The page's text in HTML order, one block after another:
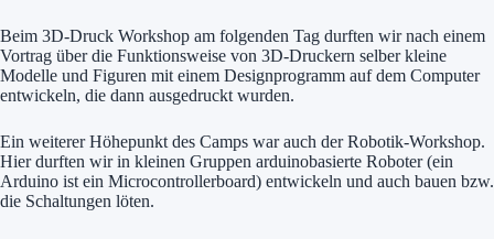
Beim 3D-Druck Workshop am folgenden Tag durften wir nach einem
Vortrag über die Funktionsweise von 3D-Druckern selber kleine
Modelle und Figuren mit einem Designprogramm auf dem Computer
entwickeln, die dann ausgedruckt wurden.
Ein weiterer Höhepunkt des Camps war auch der Robotik-Workshop.
Hier durften wir in kleinen Gruppen arduinobasierte Roboter (ein
Arduino ist ein Microcontrollerboard) entwickeln und auch bauen bzw.
die Schaltungen löten.